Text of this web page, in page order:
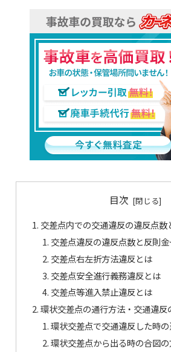
目次
交差点内での交通違反の違反点数
交差点違反の違反点数と反則
交差点右左折方法違反とは
交差点安全進行義務違反とは
交差点等進入禁止違反とは
環状交差点の通行方法・交通違反
環状交差点で交通違反した時
環状交差点から出る時の合図